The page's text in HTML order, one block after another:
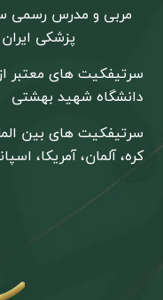
مربی و مدرس رسمی
پزشکی
سرتیفکیت های معتبر
دانشگاه شهید بهشتی
سرتیفکیت های بین
کره، آلمان، آمریکا،